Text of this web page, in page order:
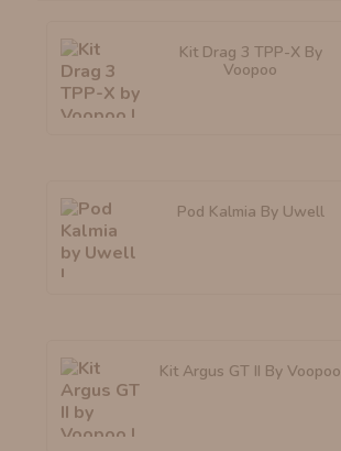
Kit Drag 3 TPP-X By
Voopoo
Pod Kalmia By Uwell
Kit Argus GT II By Voopoo